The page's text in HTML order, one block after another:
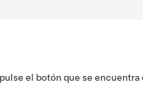
el botón que se encuentra